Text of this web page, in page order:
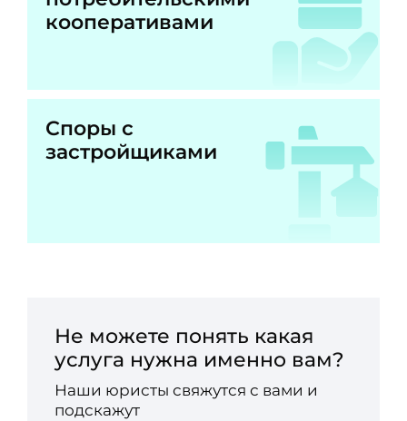
кооперативами
Споры с
застройщиками
Не можете понять какая
услуга нужна именно вам?
Наши юристы свяжутся с вами и
подскажут